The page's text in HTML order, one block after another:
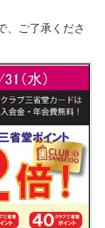
、ご了承くださ